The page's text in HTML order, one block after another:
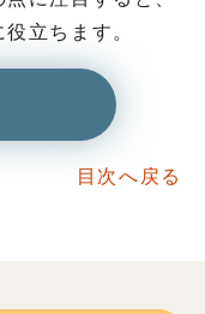
立ちます。
目次へ戻る